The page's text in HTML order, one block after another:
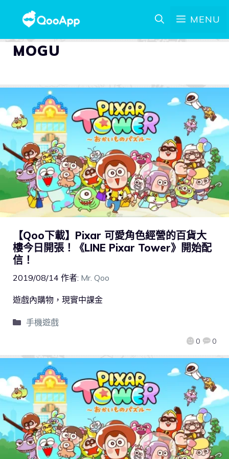
MENU
MOGU
【Qoo下載】Pixar 可愛角色經營的百貨大
樓今日開張！《LINE Pixar Tower》開始配
信！
2019/08/14 作者: Mr. Qoo
0 0
遊戲內購物，現實中課金
手機遊戲